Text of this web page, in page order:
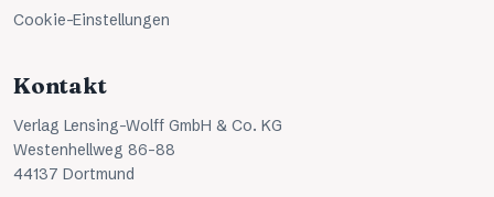
Cookie-Einstellungen
Kontakt
Verlag Lensing-Wolff GmbH & Co. KG
Westenhellweg 86-88
44137 Dortmund